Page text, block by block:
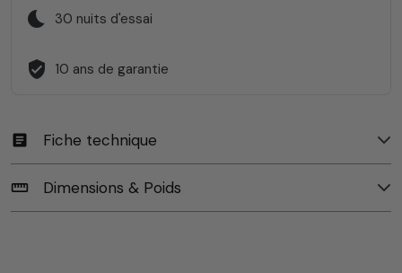
bedtime 30 nuits d'essai
verified_user 10 ans de garantie
article Fiche technique
straighten Dimensions & Poids